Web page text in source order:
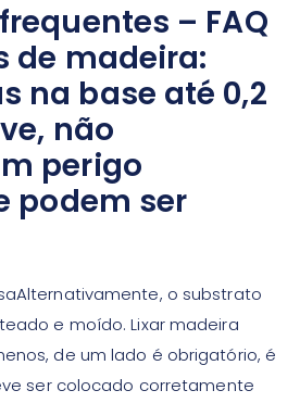
– FAQ
de madeira:
na base até 0,2
não
perigo
podem ser
Alternativamente, o substrato
e moído. Lixar madeira
de um lado é obrigatório, é
ser colocado corretamente